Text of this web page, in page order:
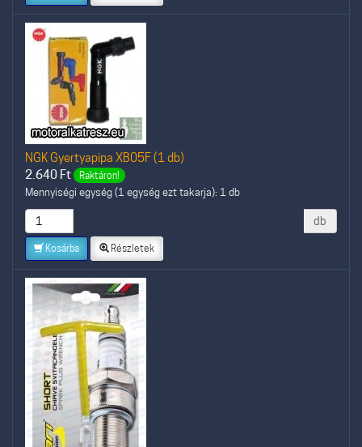
NGK Gyertyapipa XB05F (1 db)
2.640 Ft Raktáron!
Mennyiségi egység (1 egység ezt takarja): 1 db
db
Kosárba Részletek